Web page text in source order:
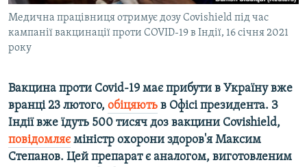
ІНФОГРАФІКА
ДОЛУЧАЙСЯ!
Усі сайти RFE/RL
Медична працівниця отримує дозу Covishield під час
кампанії вакцинації проти COVID-19 в Індії, 16 січня 2021
року
Вакцина проти Covid-19 має прибути в Україну вже
вранці 23 лютого, обіцяють в Офісі президента. З
Індії вже їдуть 500 тисяч доз вакцини Covishield,
повідомляєміністр охорони здоров'я Максим
Степанов. Цей препарат є аналогом, виготовленим